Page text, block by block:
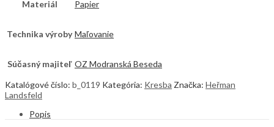
Materiál Papier
Technika výroby Maľovanie
Súčasný majiteľ OZ Modranská Beseda
Katalógové číslo: b_0119 Kategória: Kresba Značka: Heřman
Landsfeld
Popis